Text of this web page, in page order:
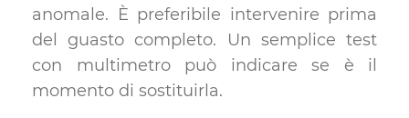
anomale. È preferibile intervenire prima
del guasto completo. Un semplice test
con multimetro può indicare se è il
momento di sostituirla.